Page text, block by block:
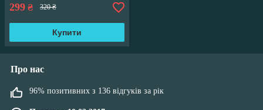
299 ₴ 320 ₴
Купити
Про нас
96% позитивних з 136 відгуків за рік